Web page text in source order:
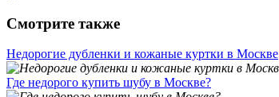
Смотрите также
Недорогие дубленки и кожаные куртки в Москве
Где недорого купить шубу в Москве?